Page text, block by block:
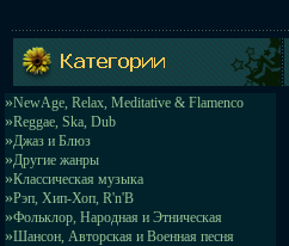
»NewAge, Relax, Meditative & Flamenco
»Reggae, Ska, Dub
»Джаз и Блюз
»Другие жанры
»Классическая музыка
»Рэп, Хип-Хоп, R'n'B
»Фольклор, Народная и Этническая
»Шансон, Авторская и Военная песня